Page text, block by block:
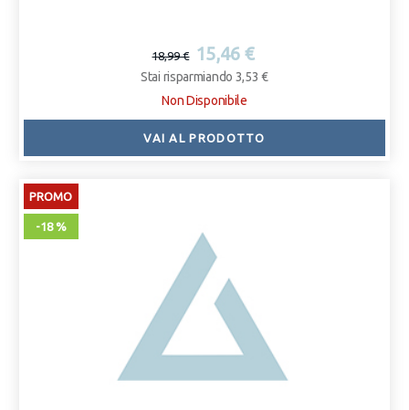
18,99 € 15,46 €
Stai risparmiando 3,53 €
Non Disponibile
VAI AL PRODOTTO
PROMO
-18 %